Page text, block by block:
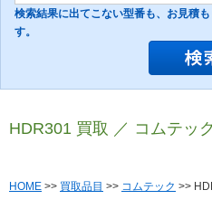
検索結果に出てこない型番も、お見積
す。
HDR301 買取 ／ コムテッ
HOME >> 買取品目 >> コムテック >>